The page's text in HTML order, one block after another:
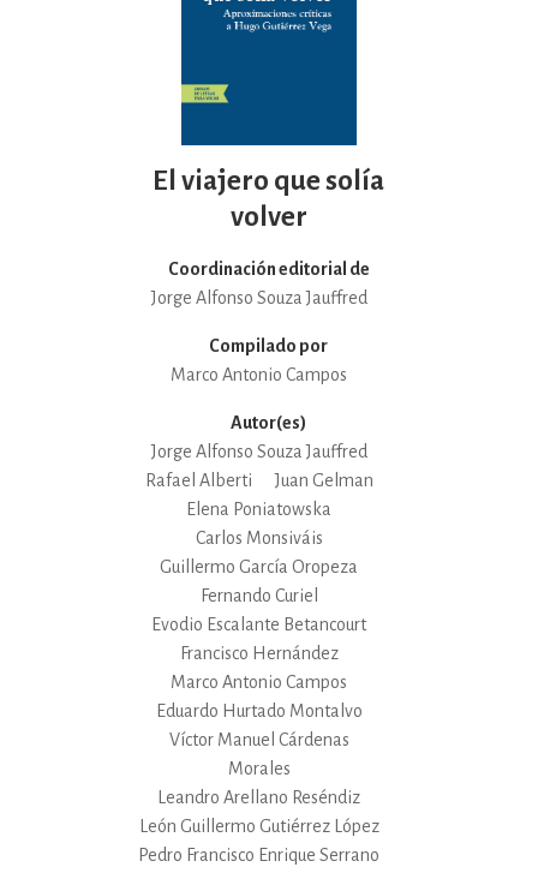
El viajero que solía
volver
Coordinación editorial de
Jorge Alfonso Souza Jauffred
Compilado por
Marco Antonio Campos
Autor(es)
Jorge Alfonso Souza Jauffred
Rafael Alberti
Juan Gelman
Elena Poniatowska
Carlos Monsiváis
Guillermo García Oropeza
Fernando Curiel
Evodio Escalante Betancourt
Francisco Hernández
Marco Antonio Campos
Eduardo Hurtado Montalvo
Víctor Manuel Cárdenas
Morales
Leandro Arellano Reséndiz
León Guillermo Gutiérrez López
Pedro Francisco Enrique Serrano